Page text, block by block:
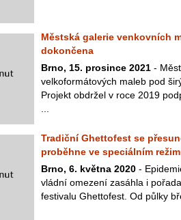
Městská galerie venkovních
dokončena
Brno, 15. prosince 2021 -
velkoformátových maleb pod
Projekt obdržel v roce 2019
Tradiční Ghettofest se
proběhne ve speciálním
Brno, 6. května 2020 -
vládní omezení zasáhla i
festivalu Ghettofest. Od půlky